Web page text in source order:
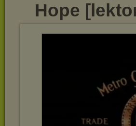
Hope